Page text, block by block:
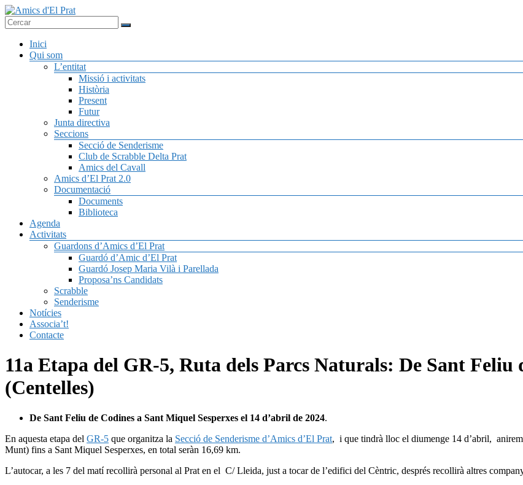
Skip
to
content
Amics
d'El
Prat
Associació
seixantenària
nascuda amb
la finalitat de
Menú
Inici
Qui som
L’entitat
Missió i activitats
Història
Present
Futur
Junta directiva
Seccions
Secció de Senderisme
Club de Scrabble Delta Prat
Amics del Cavall
Amics d’El Prat 2.0
Documentació
Documents
Biblioteca
Agenda
Activitats
Guardons d’Amics d’El Prat
Guardó d’Amic d’El Prat
Guardó Josep Maria Vilà i Parellada
Proposa’ns Candidats
Scrabble
Senderisme
Notícies
Associa’t!
Contacte
11a Etapa del GR-5, Ruta dels Parcs Naturals: De Sant Feliu
(Centelles)
De Sant Feliu de Codines a Sant Miquel Sesperxes el 14 d’abril de 2024.
En aquesta etapa del GR-5 que organitza la Secció de Senderisme d’Amics d’El Prat, i que tindrà lloc el diumenge 14 d’abril,
Munt) fins a Sant Miquel Sesperxes, en total seràn 16,69 km.
L’autocar, a les 7 del matí recollirà personal al Prat en el C/ Lleida, just a tocar de l’edifici del Cèntric, després recollirà altres